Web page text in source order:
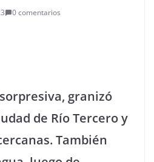
0 comentarios
granizó
de Río Tercero y
También